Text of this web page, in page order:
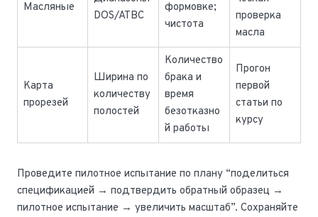
Масляные
DOS/ATBC
формовке;
чистота
проверка
масла
Карта
прорезей
Ширина по
количеству
полостей
Количество
брака и
время
безотказно
й работы
Прогон
первой
статьи по
курсу
Проведите пилотное испытание по плану “поделиться
спецификацией → подтвердить обратный образец →
пилотное испытание → увеличить масштаб”. Сохраняйте